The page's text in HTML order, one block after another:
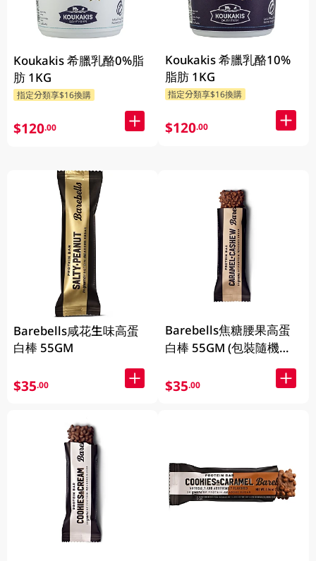
Koukakis 希臘乳酪0%脂
肪 1KG
指定分類享$16換購
$120.00
Koukakis 希臘乳酪10%
脂肪 1KG
指定分類享$16換購
$120.00
Barebells咸花生味高蛋
白棒 55GM
$35.00
Barebells焦糖腰果高蛋
白棒 55GM (包裝隨機發
$35.00